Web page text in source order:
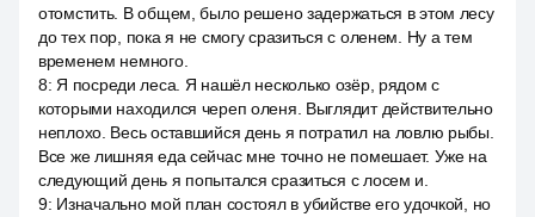
отомстить. В общем, было решено задержаться в этом лесу
до тех пор, пока я не смогу сразиться с оленем. Ну а тем
временем немного.
8: Я посреди леса. Я нашёл несколько озёр, рядом с
которыми находился череп оленя. Выглядит действительно
неплохо. Весь оставшийся день я потратил на ловлю рыбы.
Все же лишняя еда сейчас мне точно не помешает. Уже на
следующий день я попытался сразиться с лосем и.
9: Изначально мой план состоял в убийстве его удочкой, но